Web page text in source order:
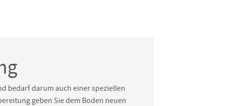
bedarf darum auch einer speziellen
geben Sie dem Boden neuen